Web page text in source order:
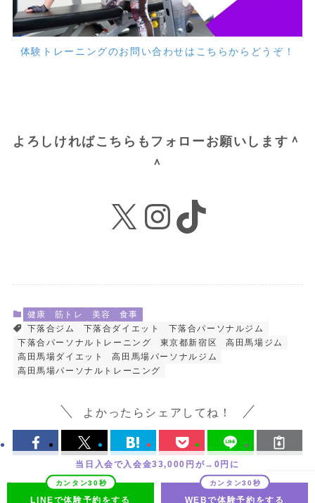
体験トレーニングのお問い合わせはこちらからどうぞ！
よろしければこちらもフォローお願いします＾
＾
X Instagram
TikTok
健康 筋トレ 美容
食事
下落合ジム
下落合ダイエット
下落合パーソナルジム
下落合パーソナルトレーニング
東京都新宿区
高田馬場ジム
高田馬場ダイエット
高田馬場パーソナルジム
高田馬場パーソナルトレーニング
よかったらシェアしてね！
当日入会で入会金33,000円が→0円に
LINEで体験予約をする WEBで体験予約をする